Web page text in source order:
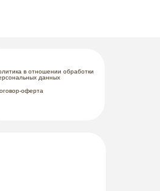
в отношении обработки
данных
оферта